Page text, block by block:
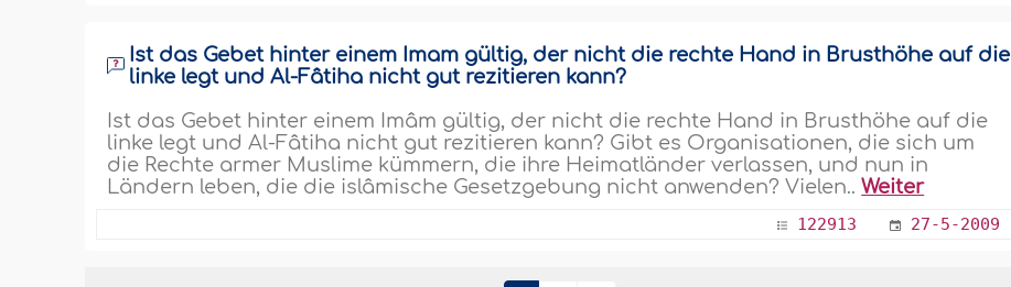
Ist das Gebet hinter einem Imam gültig, der nicht die rechte Hand in Brusthöhe auf die
linke legt und Al-Fâtiha nicht gut rezitieren kann?
Ist das Gebet hinter einem Imâm gültig, der nicht die rechte Hand in Brusthöhe auf die
linke legt und Al-Fâtiha nicht gut rezitieren kann? Gibt es Organisationen, die sich um
die Rechte armer Muslime kümmern, die ihre Heimatländer verlassen, und nun in
Ländern leben, die die islâmische Gesetzgebung nicht anwenden? Vielen..Weiter
122913 27-5-2009